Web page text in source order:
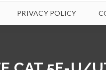
PRIVACY POLICY